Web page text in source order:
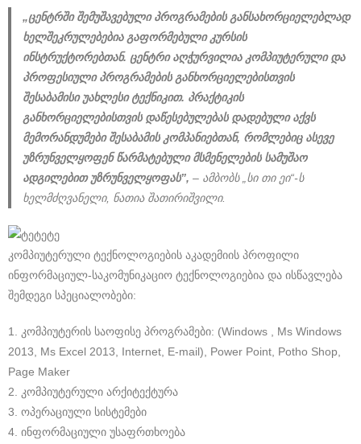
„ცენტრში შემუშავებული პროგრამების განსახორციელებლად
ხელშეკრულებებია გაფორმებული კურსის
ინსტრუქტორებთან. ცენტრი აღჭურვილია კომპიუტერული და
პროფესიული პროგრამების განხორციელებისთვის
შესაბამისი უახლესი ტექნიკით. პრაქტიკის
განხორციელებისთვის დაწესებულებას დადებული აქვს
მემორანდუმები შესაბამის კომპანიებთან, რომლებიც ასევე
უზრუნველყოფენ წარმატებული მსმენელების სამუშაო
ადგილებით უზრუნველყოფას”, – ამბობს „სი თი ეი“-ს
ხელმძღვანელი, ნათია შათირიშვილი.
კომპიუტერული ტექნოლოგიების აკადემიის პროფილი
ინფორმაციულ-საკომუნიკაციო ტექნოლოგიებია და ისწავლება
შემდეგი სპეციალობები:
1. კომპიუტერის საოფისე პროგრამები: (Windows , Ms Windows
2013, Ms Excel 2013, Internet, E-mail), Power Point, Potho Shop,
Page Maker
2. კომპიუტერული არქიტექტურა
3. ოპერაციული სისტემები
4. ინფორმაციული უსაფრთხოება